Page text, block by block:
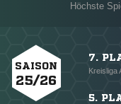
Höchste
SAISON
25/26
7.
Kreisliga
5.